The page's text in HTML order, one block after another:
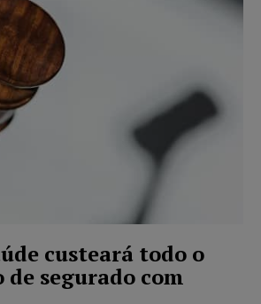
custeará todo o
segurado com